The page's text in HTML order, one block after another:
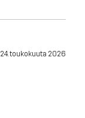
24. toukokuuta 2026